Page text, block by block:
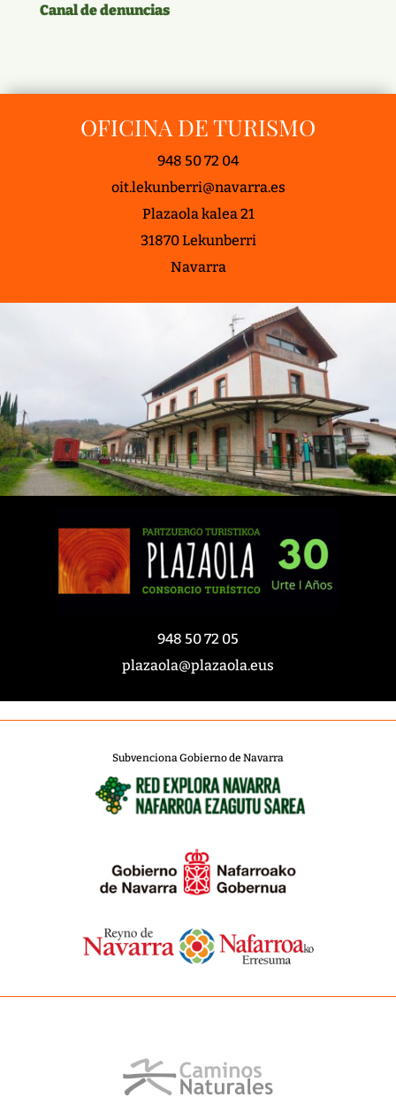
Canal de denuncias
OFICINA DE TURISMO
948 50 72 04
oit.lekunberri@navarra.es
Plazaola kalea 21
31870 Lekunberri
Navarra
948 50 72 05
plazaola@plazaola.eus
Subvenciona Gobierno de Navarra